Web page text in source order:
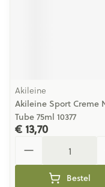
Akileine
Akileine Sport Creme
Tube 75ml 10377
€ 13,70
Bestel